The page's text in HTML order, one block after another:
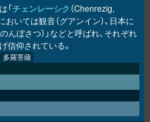
「チェンレーシク （Chenrezig,
おいては観音（グアンイン）、日本に
のんぼさつ）」などと呼ばれ、それぞれ
信仰されている。
多羅菩薩